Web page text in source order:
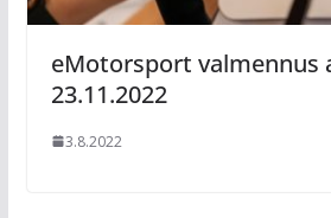
eMotorsport valmennus
23.11.2022
3.8.2022